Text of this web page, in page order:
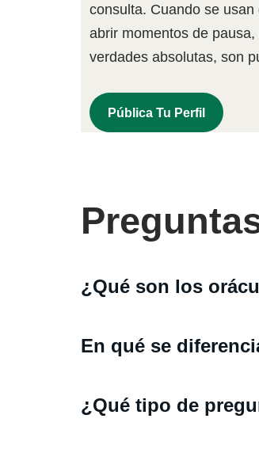
consulta. Cuando se
abrir momentos de
verdades absolutas, son
Pública Tu Perfil
¿Qué son los
En qué se
¿Qué tipo de